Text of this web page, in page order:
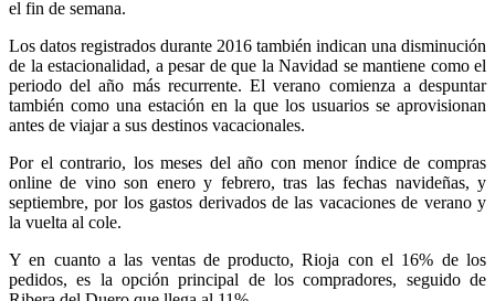
el fin de semana.
Los datos registrados durante 2016 también indican una disminución
de la estacionalidad, a pesar de que la Navidad se mantiene como el
periodo del año más recurrente. El verano comienza a despuntar
también como una estación en la que los usuarios se aprovisionan
antes de viajar a sus destinos vacacionales.
Por el contrario, los meses del año con menor índice de compras
online de vino son enero y febrero, tras las fechas navideñas, y
septiembre, por los gastos derivados de las vacaciones de verano y
la vuelta al cole.
Y en cuanto a las ventas de producto, Rioja con el 16% de los
pedidos, es la opción principal de los compradores, seguido de